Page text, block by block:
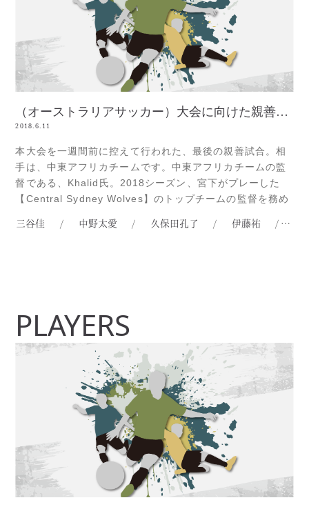
（オーストラリアサッカー）大会に向けた親善試合・中東アフリカ戦
2018.6.11
本大会を一週間前に控えて行われた、最後の親善試合。相
手は、中東アフリカチームです。中東アフリカチームの監
督である、Khalid氏。2018シーズン、宮下がプレーした
【Central Sydney Wolves】のトップチームの監督を務め
えども、絶対に負けられない試合。選手達にとっても、本
三谷佳 / 中野太愛 / 久保田孔了 / 伊藤祐 /
PLAYERS